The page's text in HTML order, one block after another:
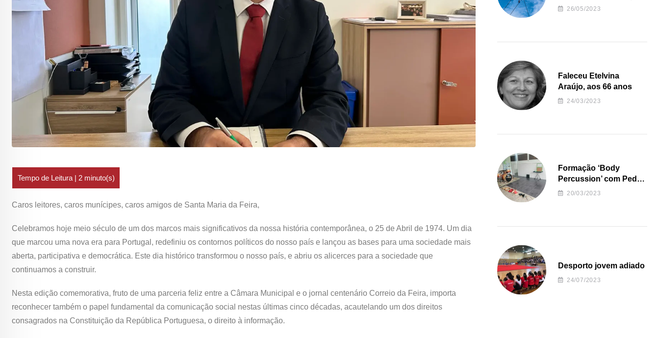
Caros leitores, caros munícipes, caros amigos de Santa Maria da Feira,
Celebramos hoje meio século de um dos marcos mais significativos da nossa história contemporânea, o 25 de Abril de 1974. Um dia
que marcou uma nova era para Portugal, redefiniu os contornos políticos do nosso país e lançou as bases para uma sociedade mais
aberta, participativa e democrática. Este dia histórico transformou o nosso país, e abriu os alicerces para a sociedade que
continuamos a construir.
Nesta edição comemorativa, fruto de uma parceria feliz entre a Câmara Municipal e o jornal centenário Correio da Feira, importa
reconhecer também o papel fundamental da comunicação social nestas últimas cinco décadas, acautelando um dos direitos
consagrados na Constituição da República Portuguesa, o direito à informação.
o Concelho
26/05/2023
Faleceu Etelvina
Araújo, aos 66 anos
24/03/2023
Formação ‘Body
Percussion’ com Pedro
Almeida
20/03/2023
Desporto jovem adiado
24/07/2023